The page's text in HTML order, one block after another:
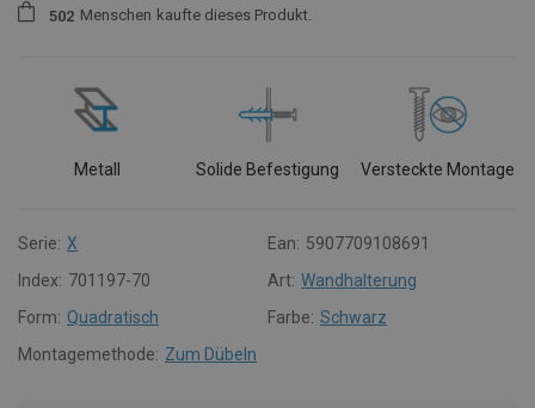
502 Menschen kaufte dieses Produkt.
Metall Solide Befestigung Versteckte Montage
Serie: X Ean: 5907709108691
Index: 701197-70 Art: Wandhalterung
Form: Quadratisch Farbe: Schwarz
Montagemethode: Zum Dübeln